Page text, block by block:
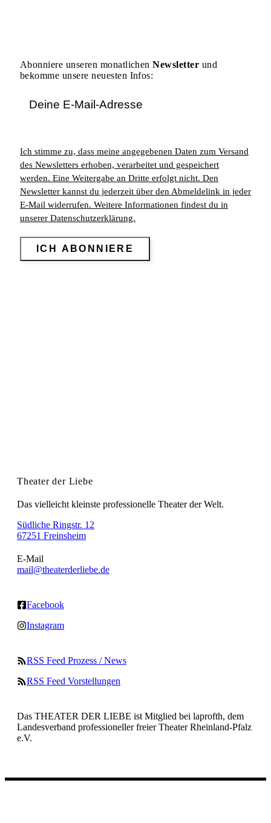
Abonniere unseren monatlichenNewsletter und
bekomme unsere neuesten Infos:
Ich stimme zu, dass meine angegebenen Daten zum Versand
des Newsletters erhoben, verarbeitet und gespeichert
werden. Eine Weitergabe an Dritte erfolgt nicht. Den
Newsletter kannst du jederzeit über den Abmeldelink in jeder
E-Mail widerrufen. Weitere Informationen findest du in
unserer Datenschutzerklärung.
Theater der Liebe
Das vielleicht kleinste professionelle Theater der Welt.
Südliche Ringstr. 12
67251 Freinsheim
E-Mail
mail@theaterderliebe.de
Facebook
Instagram
RSS Feed Prozess / News
RSS Feed Vorstellungen
Das THEATER DER LIEBE ist Mitglied bei laprofth, dem
Landesverband professioneller freier Theater Rheinland-Pfalz
e.V.